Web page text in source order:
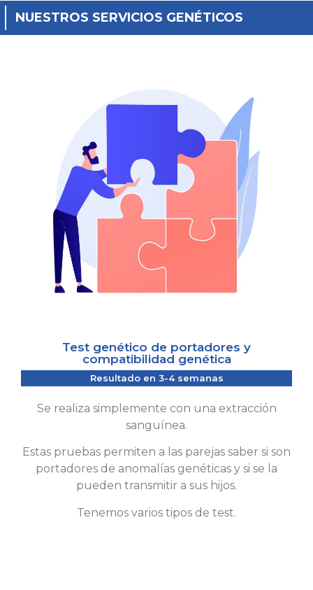
NUESTROS SERVICIOS GENÉTICOS
Test genético de portadores y
compatibilidad genética
Resultado en 3-4 semanas
Se realiza simplemente con una extracción
sanguínea.
Estas pruebas permiten a las parejas saber si son
portadores de anomalías genéticas y si se la
pueden transmitir a sus hijos.
Tenemos varios tipos de test.